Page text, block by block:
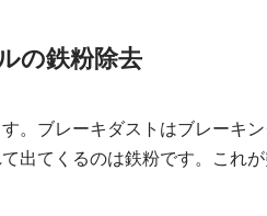
の鉄粉除去
。ブレーキダストはブレーキ
出てくるのは鉄粉です。これが